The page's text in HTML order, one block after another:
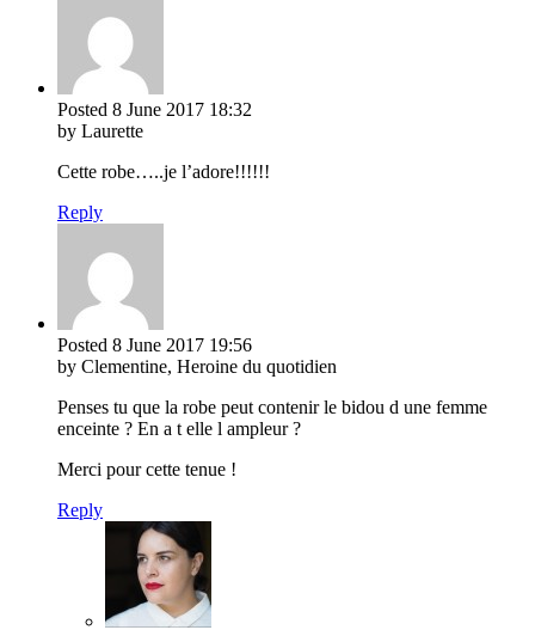
Posted 8 June 2017 18:32
by Laurette
Cette robe…..je l’adore!!!!!!
Reply
Posted 8 June 2017 19:56
by Clementine, Heroine du quotidien
Penses tu que la robe peut contenir le bidou d une femme
enceinte ? En a t elle l ampleur ?
Merci pour cette tenue !
Reply